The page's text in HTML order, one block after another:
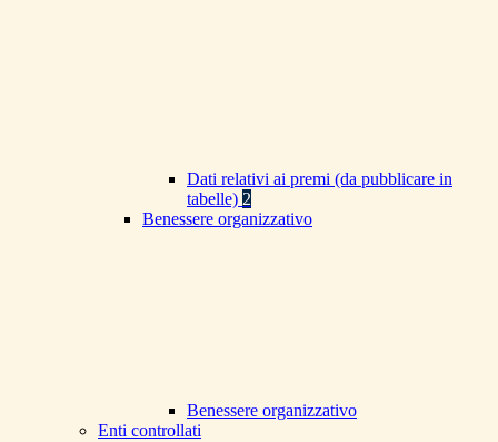
Dati relativi ai premi (da pubblicare in
tabelle) 2
Benessere organizzativo
Benessere organizzativo
Enti controllati